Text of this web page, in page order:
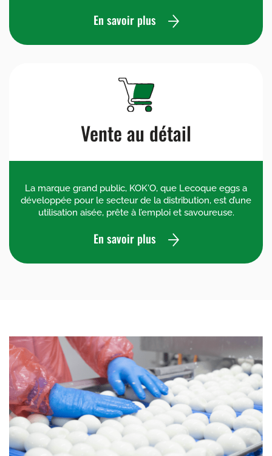
En savoir plus
Vente au détail
La marque grand public, KOK'O, que Lecoque eggs a
développée pour le secteur de la distribution, est d’une
utilisation aisée, prête à l’emploi et savoureuse.
En savoir plus